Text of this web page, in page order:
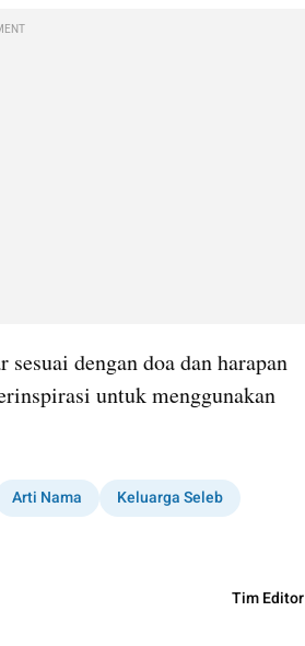
dengan doa dan harapan
untuk menggunakan
Arti Nama
Keluarga Seleb
Tim Editor